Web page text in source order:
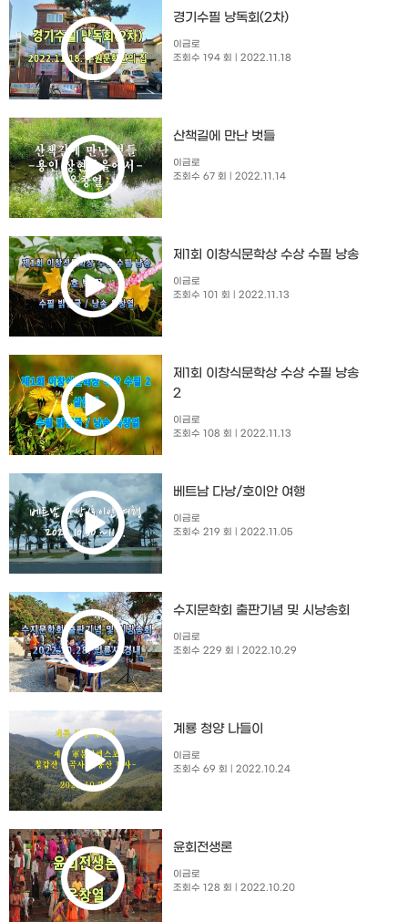
경기수필 낭독회(2차)
이금로
조회수 194 회
| 2022.11.18
산책길에 만난 벗들
이금로
조회수 67 회
| 2022.11.14
제1회 이창식문학상 수상 수필 낭송
이금로
조회수 101 회
| 2022.11.13
제1회 이창식문학상 수상 수필 낭송
2
이금로
조회수 108 회
| 2022.11.13
베트남 다낭/호이안 여행
이금로
조회수 219 회
| 2022.11.05
수지문학회 출판기념 및 시낭송회​
이금로
조회수 229 회
| 2022.10.29
계룡 청양 나들이
이금로
조회수 69 회
| 2022.10.24
윤회전생론
이금로
조회수 128 회
| 2022.10.20